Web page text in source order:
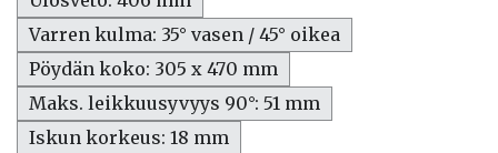
Varren kulma: 35° vasen / 45° oikea
Pöydän koko: 305 x 470 mm
Maks. leikkuusyvyys 90°: 51 mm
Iskun korkeus: 18 mm